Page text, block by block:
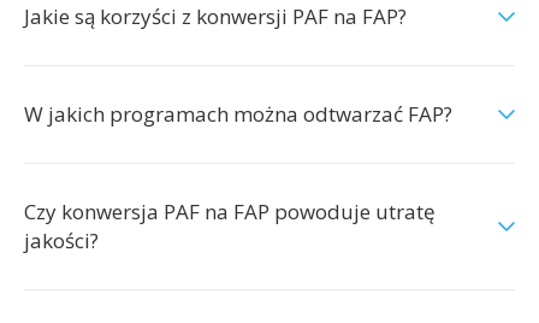
Jakie są korzyści z konwersji PAF na FAP?
W jakich programach można odtwarzać FAP?
Czy konwersja PAF na FAP powoduje utratę
jakości?